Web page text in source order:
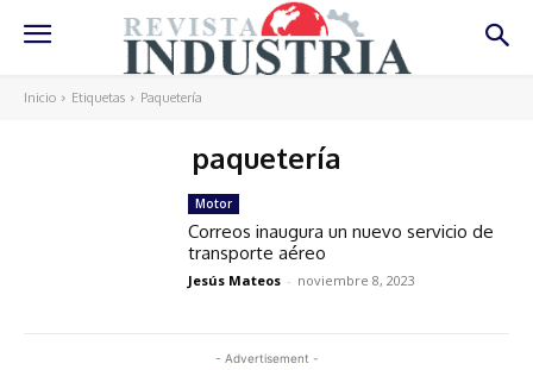
Inicio Etiquetas Paquetería
paquetería
- Advertisement -
Motor
Correos inaugura un nuevo servicio de
transporte aéreo
Jesús Mateos - noviembre 8, 2023